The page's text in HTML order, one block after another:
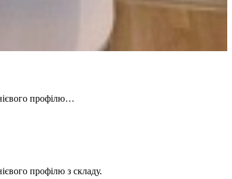
профілю…
профілю з складу.